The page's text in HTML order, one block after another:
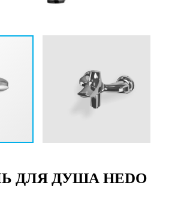
ДЛЯ ДУША HEDO